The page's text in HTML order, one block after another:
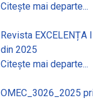
Citește mai departe...
Revista EXCELENȚA
din 2025
Citește mai departe...
OMEC_3026_2025